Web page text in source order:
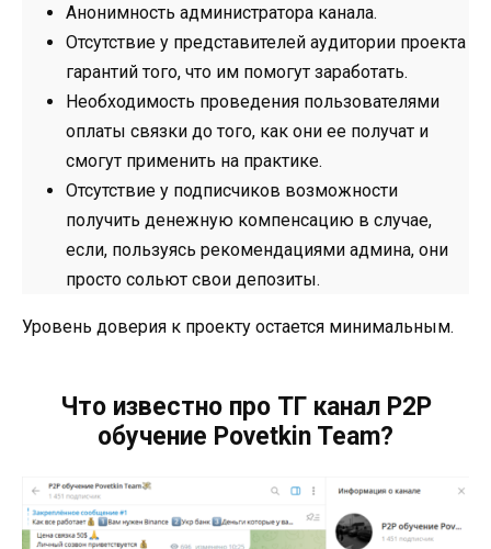
Анонимность администратора канала.
Отсутствие у представителей аудитории проекта
гарантий того, что им помогут заработать.
Необходимость проведения пользователями
оплаты связки до того, как они ее получат и
смогут применить на практике.
Отсутствие у подписчиков возможности
получить денежную компенсацию в случае,
если, пользуясь рекомендациями админа, они
просто сольют свои депозиты.
Уровень доверия к проекту остается минимальным.
Что известно про ТГ канал P2P
обучение Povetkin Team?